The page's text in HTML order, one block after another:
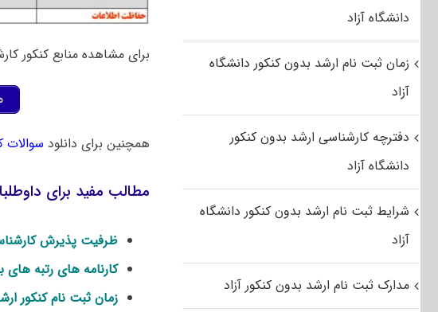
برای مشاهده منابع کنکور
همچنین برای دانلود سوالات
مطالب مفید برای
ظرفیت پذیرش
کارنامه های رتبه
زمان ثبت نام کنکور ارشد
دانشگاه آزاد
زمان ثبت نام ارشد بدون کنکور دانشگاه
آزاد
دفترچه کارشناسی ارشد بدون کنکور
دانشگاه آزاد
شرایط ثبت نام ارشد بدون کنکور دانشگاه
آزاد
مدارک ثبت نام ارشد بدون کنکور آزاد